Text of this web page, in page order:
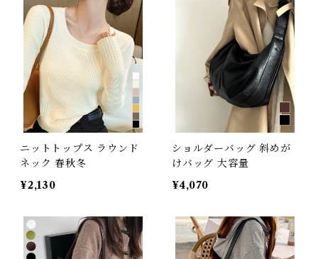
ニットトップス ラウンド
ネック 春秋冬
¥2,130
ショルダーバッグ 斜めが
けバッグ 大容量
¥4,070